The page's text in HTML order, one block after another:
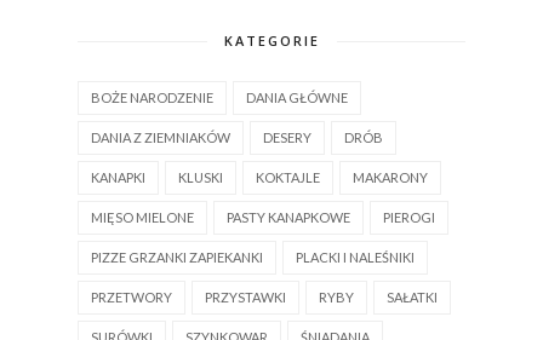
KATEGORIE
BOŻE NARODZENIE DANIA GŁÓWNE
DANIA Z ZIEMNIAKÓW DESERY DRÓB
KANAPKI KLUSKI KOKTAJLE MAKARONY
MIĘSO MIELONE PASTY KANAPKOWE PIEROGI
PIZZE GRZANKI ZAPIEKANKI PLACKI I NALEŚNIKI
PRZETWORY PRZYSTAWKI RYBY SAŁATKI
SURÓWKI SZYNKOWAR ŚNIADANIA